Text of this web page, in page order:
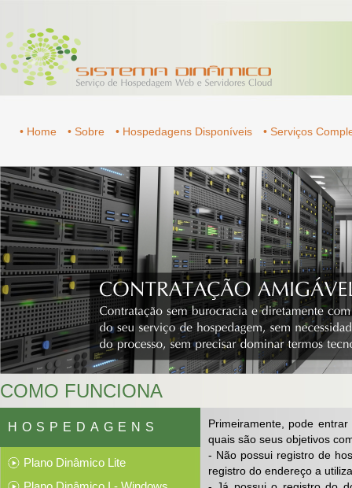
• Home • Sobre • Hospedagens Disponíveis • Serviços
COMO FUNCIONA
HOSPEDAGENS
Plano Dinâmico Lite
Primeiramente, pode
quais são seus objetivos
- Não possui registro de
registro do endereço a